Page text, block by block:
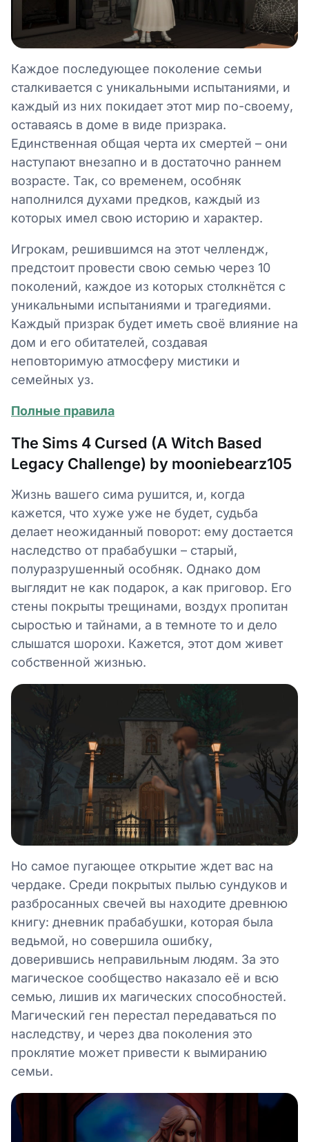
Каждое последующее поколение семьи
сталкивается с уникальными испытаниями, и
каждый из них покидает этот мир по-своему,
оставаясь в доме в виде призрака.
Единственная общая черта их смертей – они
наступают внезапно и в достаточно раннем
возрасте. Так, со временем, особняк
наполнился духами предков, каждый из
которых имел свою историю и характер.
Игрокам, решившимся на этот челлендж,
предстоит провести свою семью через 10
поколений, каждое из которых столкнётся с
уникальными испытаниями и трагедиями.
Каждый призрак будет иметь своё влияние на
дом и его обитателей, создавая
неповторимую атмосферу мистики и
семейных уз.
Полные правила
The Sims 4 Cursed (A Witch Based
Legacy Challenge) by mooniebearz105
Жизнь вашего сима рушится, и, когда
кажется, что хуже уже не будет, судьба
делает неожиданный поворот: ему достается
наследство от прабабушки – старый,
полуразрушенный особняк. Однако дом
выглядит не как подарок, а как приговор. Его
стены покрыты трещинами, воздух пропитан
сыростью и тайнами, а в темноте то и дело
слышатся шорохи. Кажется, этот дом живет
собственной жизнью.
Но самое пугающее открытие ждет вас на
чердаке. Среди покрытых пылью сундуков и
разбросанных свечей вы находите древнюю
книгу: дневник прабабушки, которая была
ведьмой, но совершила ошибку,
доверившись неправильным людям. За это
магическое сообщество наказало её и всю
семью, лишив их магических способностей.
Магический ген перестал передаваться по
наследству, и через два поколения это
проклятие может привести к вымиранию
семьи.